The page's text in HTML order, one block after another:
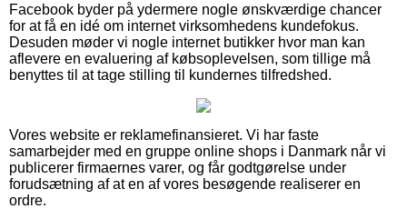
Facebook byder på ydermere nogle ønskværdige chancer
for at få en idé om internet virksomhedens kundefokus.
Desuden møder vi nogle internet butikker hvor man kan
aflevere en evaluering af købsoplevelsen, som tillige må
benyttes til at tage stilling til kundernes tilfredshed.
Vores website er reklamefinansieret. Vi har faste
samarbejder med en gruppe online shops i Danmark når vi
publicerer firmaernes varer, og får godtgørelse under
forudsætning af at en af vores besøgende realiserer en
ordre.